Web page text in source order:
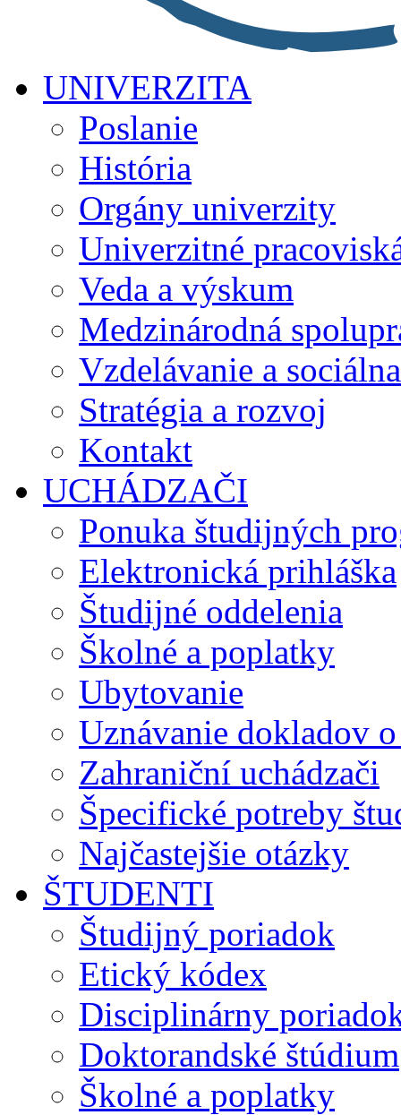
UNIVERZITA
Poslanie
História
Orgány univerzity
Univerzitné
Veda a výskum
Medzinárodná
Vzdelávanie a
Stratégia a rozvoj
Kontakt
UCHÁDZAČI
Ponuka študijných
Elektronická prihláška
Študijné oddelenia
Školné a poplatky
Ubytovanie
Uznávanie dokladov
Zahraniční uchádzači
Špecifické potreby
Najčastejšie otázky
ŠTUDENTI
Študijný poriadok
Etický kódex
Disciplinárny
Doktorandské štúdium
Školné a poplatky